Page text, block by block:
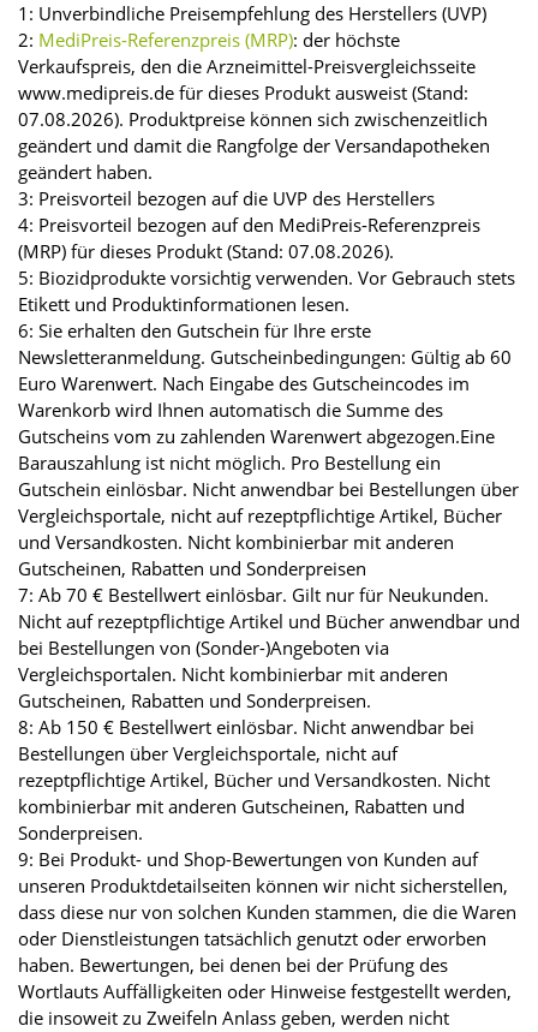
1: Unverbindliche Preisempfehlung des Herstellers (UVP)
2: MediPreis-Referenzpreis (MRP): der höchste
Verkaufspreis, den die Arzneimittel-Preisvergleichsseite
www.medipreis.de für dieses Produkt ausweist (Stand:
07.08.2026). Produktpreise können sich zwischenzeitlich
geändert und damit die Rangfolge der Versandapotheken
geändert haben.
3: Preisvorteil bezogen auf die UVP des Herstellers
4: Preisvorteil bezogen auf den MediPreis-Referenzpreis
(MRP) für dieses Produkt (Stand: 07.08.2026).
5: Biozidprodukte vorsichtig verwenden. Vor Gebrauch stets
Etikett und Produktinformationen lesen.
6: Sie erhalten den Gutschein für Ihre erste
Newsletteranmeldung. Gutscheinbedingungen: Gültig ab 60
Euro Warenwert. Nach Eingabe des Gutscheincodes im
Warenkorb wird Ihnen automatisch die Summe des
Gutscheins vom zu zahlenden Warenwert abgezogen.Eine
Barauszahlung ist nicht möglich. Pro Bestellung ein
Gutschein einlösbar. Nicht anwendbar bei Bestellungen über
Vergleichsportale, nicht auf rezeptpflichtige Artikel, Bücher
und Versandkosten. Nicht kombinierbar mit anderen
Gutscheinen, Rabatten und Sonderpreisen
7: Ab 70 € Bestellwert einlösbar. Gilt nur für Neukunden.
Nicht auf rezeptpflichtige Artikel und Bücher anwendbar und
bei Bestellungen von (Sonder-)Angeboten via
Vergleichsportalen. Nicht kombinierbar mit anderen
Gutscheinen, Rabatten und Sonderpreisen.
8: Ab 150 € Bestellwert einlösbar. Nicht anwendbar bei
Bestellungen über Vergleichsportale, nicht auf
rezeptpflichtige Artikel, Bücher und Versandkosten. Nicht
kombinierbar mit anderen Gutscheinen, Rabatten und
Sonderpreisen.
9: Bei Produkt- und Shop-Bewertungen von Kunden auf
unseren Produktdetailseiten können wir nicht sicherstellen,
dass diese nur von solchen Kunden stammen, die die Waren
oder Dienstleistungen tatsächlich genutzt oder erworben
haben. Bewertungen, bei denen bei der Prüfung des
Wortlauts Auffälligkeiten oder Hinweise festgestellt werden,
die insoweit zu Zweifeln Anlass geben, werden nicht